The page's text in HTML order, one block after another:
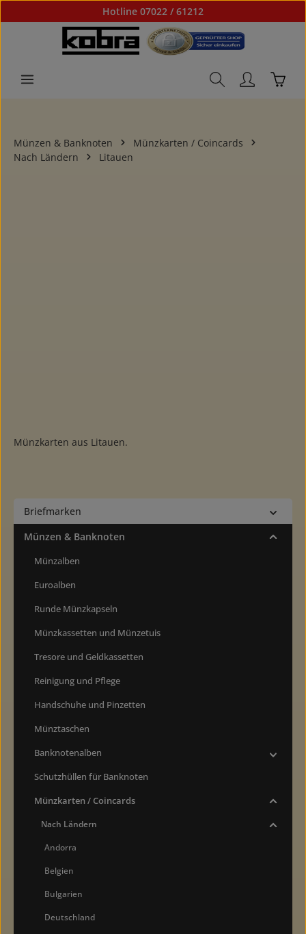
Zum Hauptinhalt springenHotline 07022 / 61212
Münzen & Banknoten
Münzkarten / Coincards
Nach Ländern
Litauen
Münzkarten aus Litauen.
Briefmarken
Münzen & Banknoten
Münzalben
Euroalben
Runde Münzkapseln
Münzkassetten und Münzetuis
Tresore und Geldkassetten
Reinigung und Pflege
Handschuhe und Pinzetten
Münztaschen
Banknotenalben
Schutzhüllen für Banknoten
Münzkarten / Coincards
Nach Ländern
Andorra
Belgien
Bulgarien
Deutschland